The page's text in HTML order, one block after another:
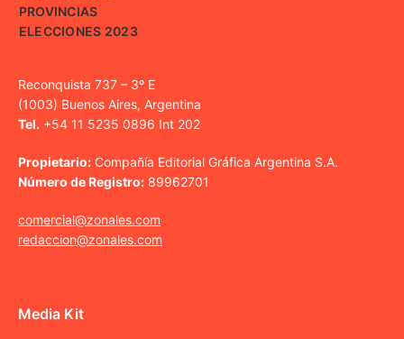
PROVINCIAS
ELECCIONES 2023
Reconquista 737 – 3º E
(1003) Buenos Aires, Argentina
Tel. +54 11 5235 0896 Int 202
Propietario: Compañía Editorial Gráfica Argentina S.A.
Número de Registro: 89962701
comercial@zonales.com
redaccion@zonales.com
Media Kit